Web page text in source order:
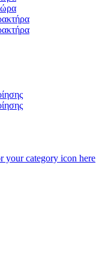
your category icon here